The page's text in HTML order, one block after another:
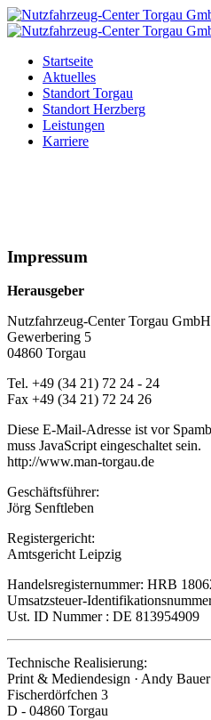
Startseite
Aktuelles
Standort Torgau
Standort Herzberg
Leistungen
Karriere
Impressum
Herausgeber
Nutzfahrzeug-Center Torgau GmbH
Gewerbering 5
04860 Torgau
Tel. +49 (34 21) 72 24 - 24
Fax +49 (34 21) 72 24 26
Diese E-Mail-Adresse ist vor
muss JavaScript eingeschaltet sein.
http://www.man-torgau.de
Geschäftsführer:
Jörg Senftleben
Registergericht:
Amtsgericht Leipzig
Handelsregisternummer: HRB
Umsatzsteuer-
Ust. ID Nummer : DE 813954909
Technische Realisierung:
Print & Mediendesign · Andy Bauer
Fischerdörfchen 3
D - 04860 Torgau